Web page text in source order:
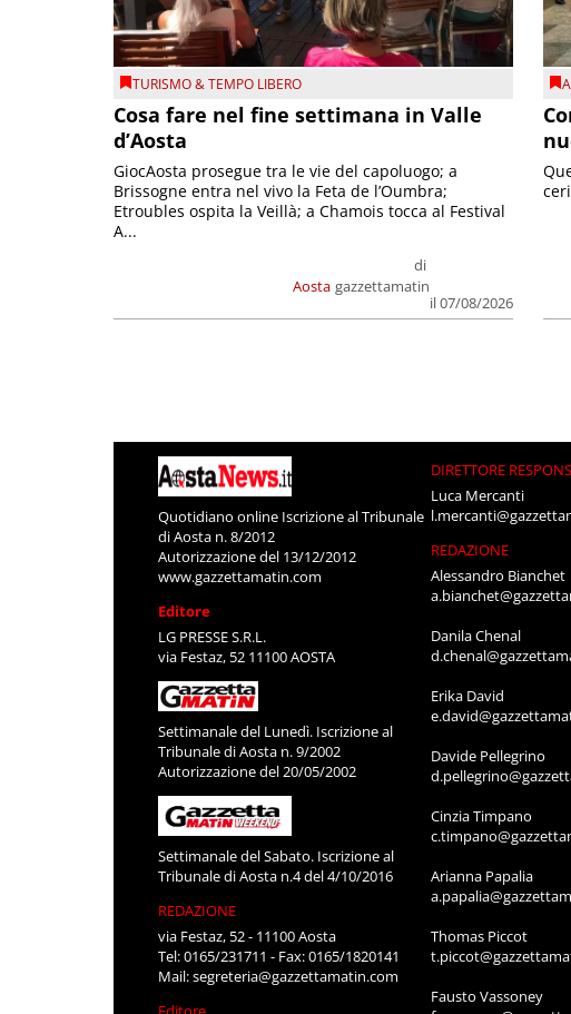
TURISMO & TEMPO LIBERO
Cosa fare nel fine settimana in Valle
d’Aosta
Aosta
di
gazzettamatin
il 07/08/2026
GiocAosta prosegue tra le vie del capoluogo; a
Brissogne entra nel vivo la Feta de l’Oumbra;
Etroubles ospita la Veillà; a Chamois tocca al Festival
A...
Quotidiano online Iscrizione al Tribunale
di Aosta n. 8/2012
Autorizzazione del 13/12/2012
www.gazzettamatin.com
Editore
LG PRESSE S.R.L.
via Festaz, 52 11100 AOSTA
Settimanale del Lunedì. Iscrizione al
Tribunale di Aosta n. 9/2002
Autorizzazione del 20/05/2002
Settimanale del Sabato. Iscrizione al
Tribunale di Aosta n.4 del 4/10/2016
REDAZIONE
via Festaz, 52 - 11100 Aosta
Tel: 0165/231711 - Fax: 0165/1820141
Mail:segreteria@gazzettamatin.com
DIRETTORE
Luca Mercanti
REDAZIONE
Alessandro Bianchet
Danila Chenal
Erika David
Davide Pellegrino
Cinzia Timpano
Arianna Papalia
Thomas Piccot
Fausto Vassoney